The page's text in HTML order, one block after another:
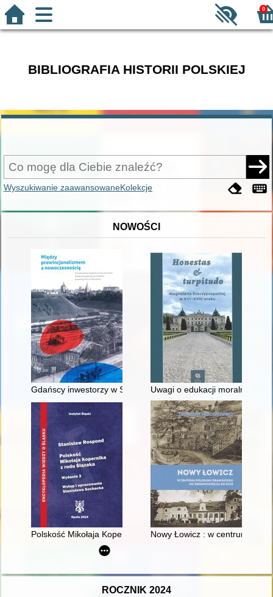
0
BIBLIOGRAFIA HISTORII POLSKIEJ
Wyszukiwanie zaawansowaneKolekcje
NOWOŚCI
Gdańscy inwestorzy w Sopocie : prestiż finansowy i
Uwagi o edukacji moralnej
Polskość Mikołaja Kopernika z rodu ŚlązakaNowy Łowicz : w centrum
ROCZNIK 2024